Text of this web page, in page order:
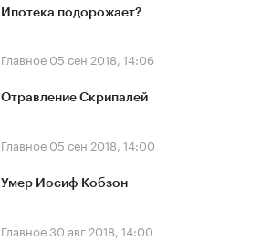
Ипотека подорожает?
Главное 05 сен 2018, 14:06
Отравление Скрипалей
Главное 05 сен 2018, 14:00
Умер Иосиф Кобзон
Главное30 авг 2018, 14:00